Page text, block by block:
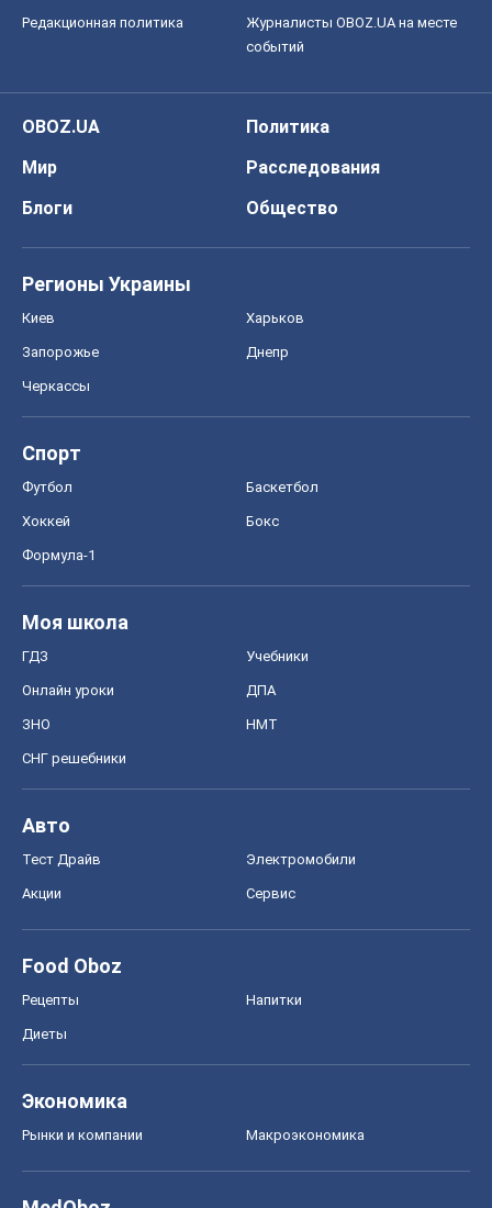
Редакционная политика
Журналисты OBOZ.UA на месте
событий
OBOZ.UA
Политика
Мир
Расследования
Блоги
Общество
Регионы Украины
Киев Харьков
Запорожье Днепр
Черкассы
Спорт
Футбол Баскетбол
Хоккей Бокс
Формула-1
Моя школа
ГДЗ Учебники
Онлайн уроки ДПА
ЗНО НМТ
СНГ решебники
Авто
Тест Драйв Электромобили
Акции Сервис
Food Oboz
Рецепты Напитки
Диеты
Экономика
Рынки и компании Mакроэкономика